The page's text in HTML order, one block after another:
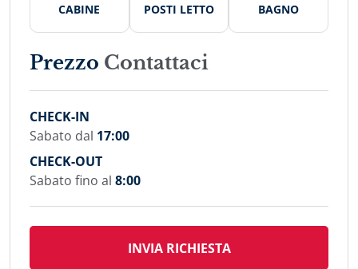
CABINE POSTI LETTO BAGNO
Prezzo Contattaci
CHECK-IN
Sabato dal 17:00
CHECK-OUT
Sabato fino al 8:00
INVIA RICHIESTA